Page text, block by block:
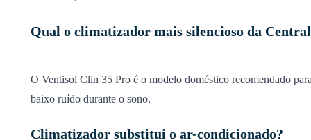
Qual o climatizador mais silencioso da
O Ventisol Clin 35 Pro é o modelo doméstico recomendado
baixo ruído durante o sono.
Climatizador substitui o ar-condicionado?